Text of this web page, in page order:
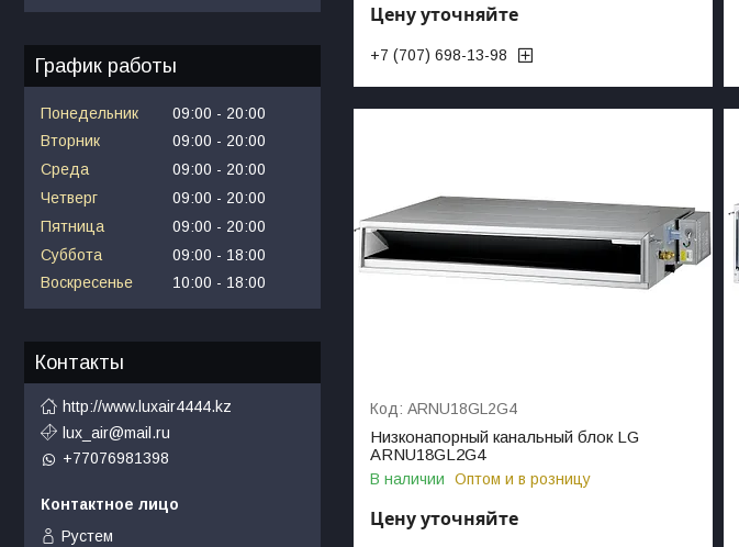
Цену уточняйте
+7 (707) 698-13-98
ARNU18GL2G4
Низконапорный канальный блок LG
ARNU18GL2G4
В наличии Оптом и в розницу
Цену уточняйте
График работы
Понедельник 09:00
20:00
Вторник
09:00
20:00
Среда
09:00
20:00
Четверг
09:00
20:00
Пятница
09:00
20:00
Суббота
09:00
18:00
Воскресенье
10:00 18:00
Контакты
http://www.luxair4444.kz
lux_air@mail.ru
+77076981398
Рустем